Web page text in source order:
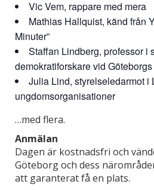
Vic Vem, rappare med mera
Mathias Hallquist, känd från
Minuter”
Staffan Lindberg, professor i
demokratiforskare vid
Julia Lind, styrelseledarmot i
ungdomsorganisationer
…med flera.
Anmälan
Dagen är kostnadsfri och
Göteborg och dess
att garanterat få en plats.